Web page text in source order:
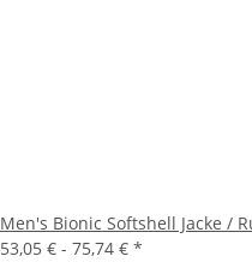
Men's Bionic Softshell Jacke /
53,05 € - 75,74 € *